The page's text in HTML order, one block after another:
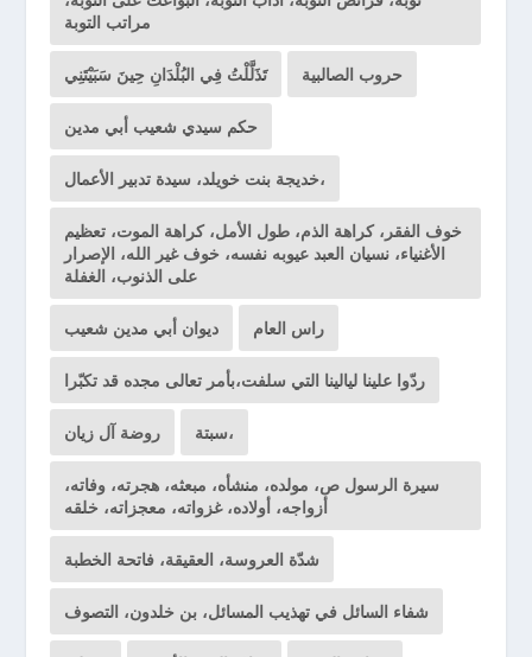
مراتب التوبة
تَذَلَّلْتُ فِي البُلْدَانِ حِينَ سَبَيْتَنِي حروب الصالبية
حكم سيدي شعيب أبي مدين
خديجة بنت خويلد، سيدة تدبير الأعمال،
خوف الفقر، كراهة الذم، طول الأمل، كراهة الموت، تعظيم
الأغنياء، نسيان العبد عيوبه نفسه، خوف غير الله، الإصرار
على الذنوب، الغفلة
ديوان أبي مدين شعيب راس العام
ردّوا علينا ليالينا التي سلفت،بأمر تعالى مجده قد تكبّرا
روضة آل زيان سبتة،
سيرة الرسول ص، مولده، منشأه، مبعثه، هجرته، وفاته،
أزواجه، أولاده، غزواته، معجزاته، خلقه
شدّة العروسة، العقيقة، فاتحة الخطبة
شفاء السائل في تهذيب المسائل، بن خلدون، التصوف